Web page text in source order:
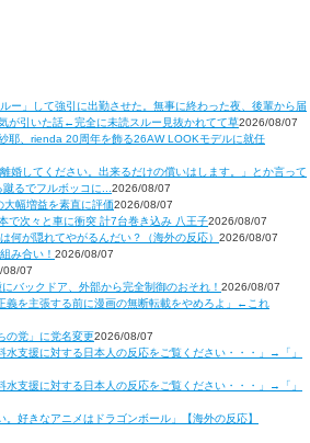
ー」して強引に出勤させた。無事に終わった夜、後輩から届
が引いた話←完全に未読スルー見抜かれてて草2026/08/07
耶、rienda 20周年を飾る26AW LOOKモデルに就任
婚してください。出来るだけの償いはします。」とか言って
るでフルボッコに...2026/08/07
幅増益を素直に評価2026/08/07
で次々と車に衝突 計7台巻き込み 八王子2026/08/07
何が隠れてやがるんだい？（海外の反応） 2026/08/07
み合い！ 2026/08/07
08/07
バックドア、外部から完全制御のおそれ！ 2026/08/07
義を主張する前に漫画の無断転載をやめろよ」←これ
の党」に党名変更2026/08/07
水支援に対する日本人の反応をご覧ください・・・」→「」
水支援に対する日本人の反応をご覧ください・・・」→「」
好きなアニメはドラゴンボール」【海外の反応】